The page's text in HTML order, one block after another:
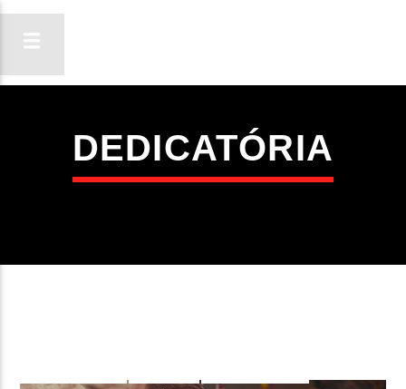
ON FM
LIGA-TE
DEDICATÓRIA